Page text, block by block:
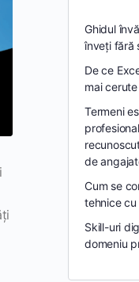
Ghidul
înveți fără
De ce
mai
Termeni
de
Cum se
tehnice
Skill-uri
domeniu